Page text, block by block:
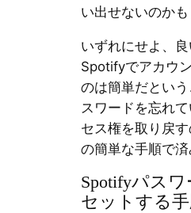
い出せないのかも
いずれにせよ、
Spotifyでアカウ
のは簡単だとい
スワードを忘れ
セス権を取り戻
の簡単な手順で済
Spotifyパスワ
セットする